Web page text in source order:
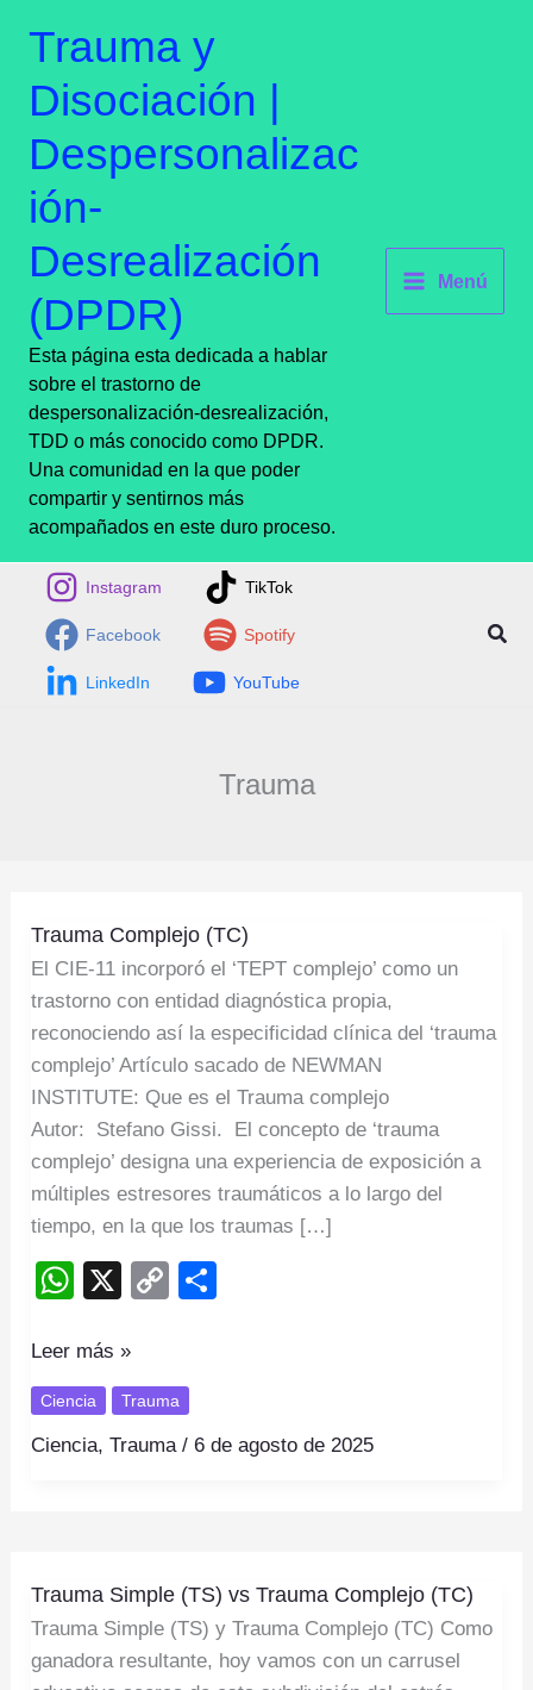
contenido
Trauma y
Disociación |
Despersonalizac
ión-
Desrealización
(DPDR)
Esta página esta dedicada a hablar
sobre el trastorno de
despersonalización-desrealización,
TDD o más conocido como DPDR.
Una comunidad en la que poder
compartir y sentirnos más
acompañados en este duro proceso.
Menú
Instagram TikTok
Facebook Spotify
LinkedIn YouTube
Trauma
Trauma Complejo (TC)
El CIE-11 incorporó el ‘TEPT complejo’ como un
trastorno con entidad diagnóstica propia,
reconociendo así la especificidad clínica del ‘trauma
complejo’ Artículo sacado de NEWMAN
INSTITUTE: Que es el Trauma complejo
Autor: Stefano Gissi. El concepto de ‘trauma
complejo’ designa una experiencia de exposición a
múltiples estresores traumáticos a lo largo del
tiempo, en la que los traumas […]
W
at
s
A
X
C
y
Li
Complejo
(TC)
Leer más »
Ciencia Trauma
Ciencia,Trauma/6 de agosto de 2025
Trauma Simple (TS) vs Trauma Complejo (TC)
Trauma Simple (TS) y Trauma Complejo (TC) Como
ganadora resultante, hoy vamos con un carrusel
Simple
(TS)
vs